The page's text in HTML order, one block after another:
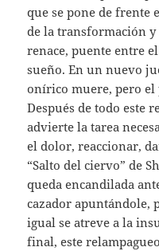
que se pone de frente
de la transformación
renace, puente entre
sueño. En un nuevo
onírico muere, pero
Después de todo este
advierte la tarea
el dolor, reaccionar,
“Salto del ciervo” de
queda encandilada
cazador apuntándole,
igual se atreve a la
final, este